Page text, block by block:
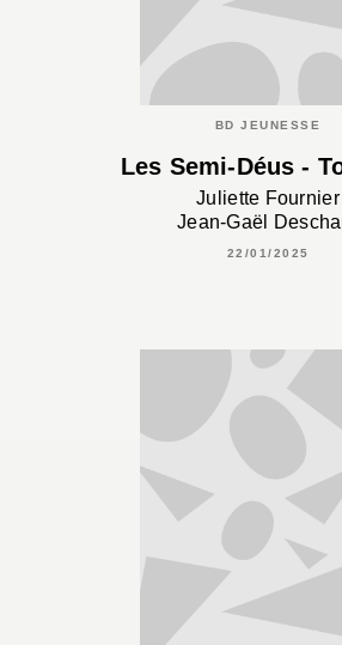
BD JEUNESSE
Les Semi-Déus -
Juliette Fournier
Jean-Gaël
22/01/2025